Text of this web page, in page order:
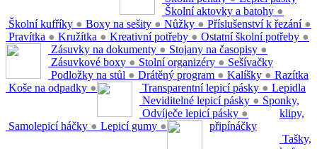
Školní aktovky a batohy ●
Školní kufříky ● Boxy na sešity ● Nůžky ● Příslušenství k řezání ●
Pravítka ● Kružítka ● Kreativní potřeby ● Ostatní školní potřeby ●
Zásuvky na dokumenty ● Stojany na časopisy ●
Zásuvkové boxy ● Stolní organizéry ●
Podložky na stůl ● Drátěný program ● Kalíšky ●
Koše na odpadky ● Transparentní lepicí pásky ●
Neviditelné lepicí pásky ●
Odvíječe lepicí pásky ●
Samolepicí háčky ● Lepicí gumy ●
Sešívačky
Razítka
Lepidla
Sponky,
klipy,
připínáčky
Tašky,